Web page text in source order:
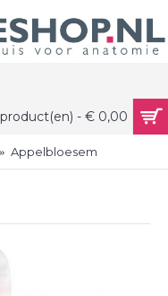
0 product(en) - € 0,00
Appelbloesem